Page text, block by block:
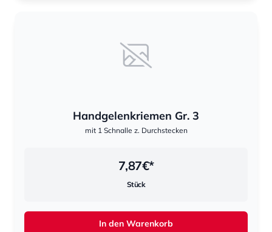
Handgelenkriemen Gr. 3
mit 1 Schnalle z. Durchstecken
7,87€*
Stück
In den Warenkorb